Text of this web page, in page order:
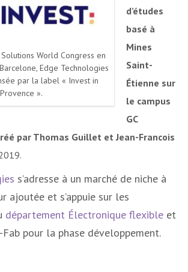
World Congress en
Edge Technologies
par la label « Invest in
Provence ».
d’études
basé à
Mines
Saint-
Étienne sur
le campus
GC
par Thomas Guillet et Jean-Francois
s’adresse à un marché de niche à
ajoutée et s’appuie sur les
département Électronique flexible et
pour la phase développement.